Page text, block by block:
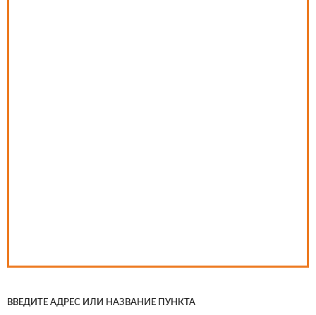
ВВЕДИТЕ АДРЕС ИЛИ НАЗВАНИЕ ПУНКТА